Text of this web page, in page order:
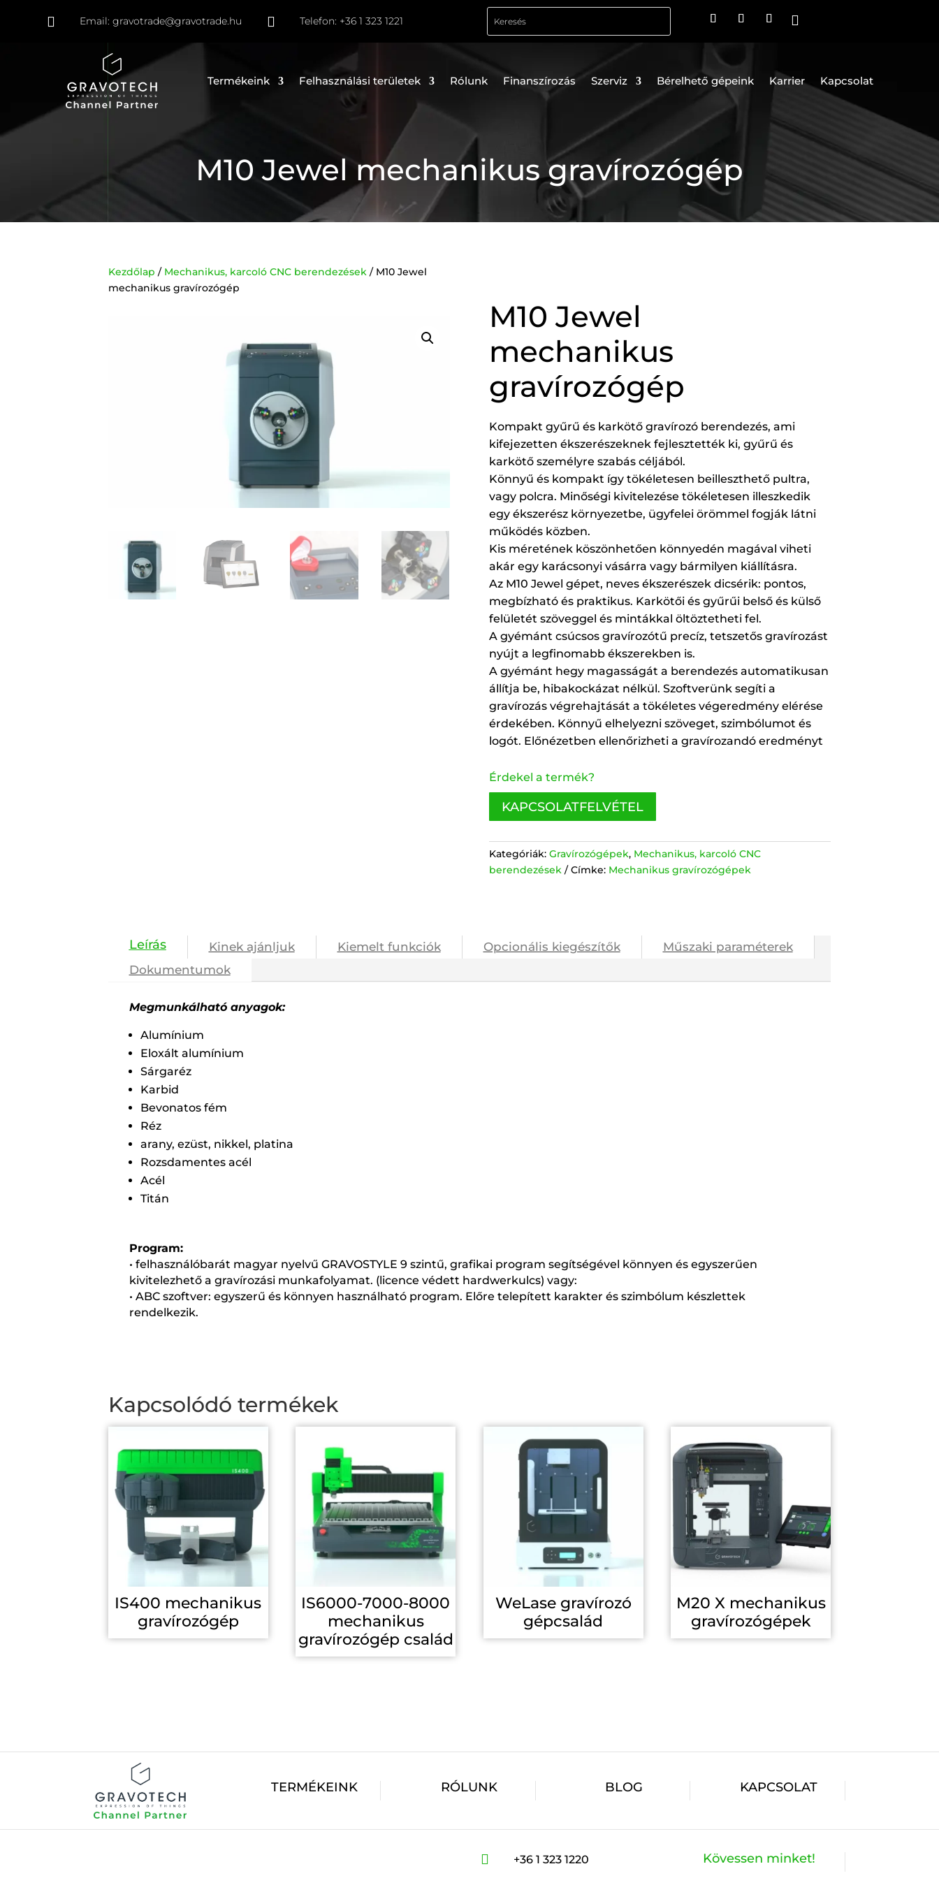
 Email:gravotrade@gravotrade.hu  Telefon: +36 1 323 1221 
Termékeink Felhasználási területek Rólunk Finanszírozás Szerviz Bérelhető gépeink Karrier Kapcsolat
M10 Jewel mechanikus gravírozógép
Kezdőlap / Mechanikus, karcoló CNC berendezések / M10 Jewel
mechanikus gravírozógép
M10 Jewel
mechanikus
gravírozógép
Kompakt gyűrű és karkötő gravírozó berendezés, ami
kifejezetten ékszerészeknek fejlesztették ki, gyűrű és
karkötő személyre szabás céljából.
Könnyű és kompakt így tökéletesen beilleszthető pultra,
vagy polcra. Minőségi kivitelezése tökéletesen illeszkedik
egy ékszerész környezetbe, ügyfelei örömmel fogják látni
működés közben.
Kis méretének köszönhetően könnyedén magával viheti
akár egy karácsonyi vásárra vagy bármilyen kiállításra.
Az M10 Jewel gépet, neves ékszerészek dicsérik: pontos,
megbízható és praktikus. Karkötői és gyűrűi belső és külső
felületét szöveggel és mintákkal öltöztetheti fel.
A gyémánt csúcsos gravírozótű precíz, tetszetős gravírozást
nyújt a legfinomabb ékszerekben is.
A gyémánt hegy magasságát a berendezés automatikusan
állítja be, hibakockázat nélkül. Szoftverünk segíti a
gravírozás végrehajtását a tökéletes végeredmény elérése
érdekében. Könnyű elhelyezni szöveget, szimbólumot és
logót. Előnézetben ellenőrizheti a gravírozandó eredményt
Érdekel a termék?
KAPCSOLATFELVÉTEL
Kategóriák:Gravírozógépek, Mechanikus, karcoló CNC
berendezések
Címke: Mechanikus gravírozógépek
Kinek ajánljuk Kiemelt funkciók Opcionális kiegészítők
Műszaki paraméterek
Dokumentumok
Megmunkálható anyagok:
Alumínium
Eloxált alumínium
Sárgaréz
Karbid
Bevonatos fém
Réz
arany, ezüst, nikkel, platina
Rozsdamentes acél
Acél
Titán
Program:
• felhasználóbarát magyar nyelvű GRAVOSTYLE 9 szintű, grafikai program segítségével könnyen és egyszerűen
kivitelezhető a gravírozási munkafolyamat. (licence védett hardwerkulcs) vagy:
• ABC szoftver: egyszerű és könnyen használható program. Előre telepített karakter és szimbólum készlettek
rendelkezik.
Kapcsolódó termékek
IS400 mechanikus
gravírozógép
IS6000-7000-8000
mechanikus
gravírozógép család
WeLase gravírozó
gépcsalád
M20 X mechanikus
gravírozógépek
TERMÉKEINK RÓLUNK BLOG KAPCSOLAT
 +36 1 323 1220 Kövessen minket!